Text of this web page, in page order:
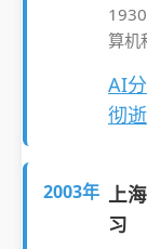
算机
AI
彻
2003年 上
习